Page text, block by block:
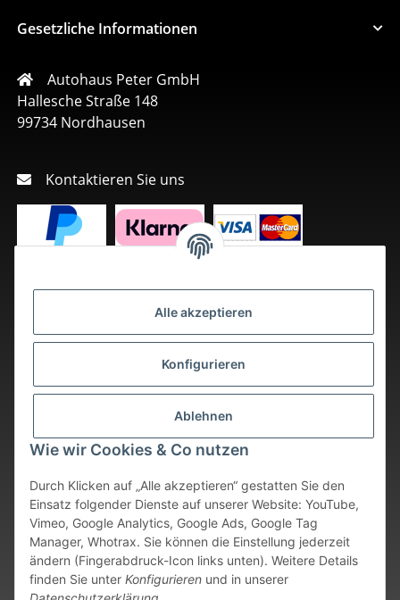
Alle akzeptieren
Konfigurieren
Ablehnen
Wie wir Cookies & Co nutzen
Durch Klicken auf „Alle akzeptieren“ gestatten Sie den
Einsatz folgender Dienste auf unserer Website: YouTube,
Vimeo, Google Analytics, Google Ads, Google Tag
Manager, Whotrax. Sie können die Einstellung jederzeit
ändern (Fingerabdruck-Icon links unten). Weitere Details
finden Sie unter Konfigurieren und in unserer
Gesetzliche Informationen
Autohaus Peter GmbH
Hallesche Straße 148
99734 Nordhausen
Kontaktieren Sie uns
Vertrag widerrufen
* Alle Preise inkl. gesetzlicher USt., zzgl. Versand
. Bei sofort
verfügbaren Artikeln erfolgt der Versand innerhalb von 24